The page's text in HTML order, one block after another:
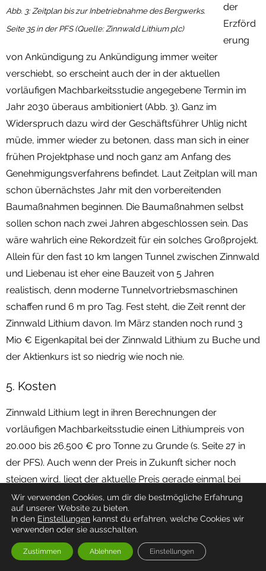
Abb. 3: Zeitplan bis zur Inbetriebnahme des Bergwerks.
Seite 35 in der PFS (Quelle: Zinnwald Lithium plc)
der
Erzförd
erung
von Ankündigung zu Ankündigung immer weiter
verschiebt, so erscheint auch der in der aktuellen
vorläufigen Machbarkeitsstudie angegebene Termin im
Jahr 2030 überaus ambitioniert (Abb. 3). Ganz im
Widerspruch dazu wird der Geschäftsführer Uhlig nicht
müde, immer wieder zu betonen, dass man sich in einer
frühen Projektphase und noch ganz am Anfang des
Genehmigungsverfahrens befindet. Laut Zeitplan will man
schon übernächstes Jahr mit den vorbereitenden
Baumaßnahmen beginnen. Die Baumaßnahmen selbst
sollen schon nach zwei Jahren abgeschlossen sein. Das
wäre wahrlich eine Rekordzeit für ein solches Großprojekt.
Allein für den fast 10 km langen Tunnel zwischen Zinnwald
und Liebenau ist eher eine Bauzeit von 5 Jahren
realistisch, denn moderne Tunnelvortriebsmaschinen
schaffen rund 6 m pro Tag. Fest steht, die Zeit rennt der
Zinnwald Lithium davon. Im März standen noch rund 3
Mio € Eigenkapital bei der Zinnwald Lithium zu Buche und
der Aktienkurs ist so niedrig wie noch nie.
5. Kosten
Zinnwald Lithium legt in ihren Berechnungen der
vorläufigen Machbarkeitsstudie einen Lithiumpreis von
20.000 bis 26.500 € pro Tonne zu Grunde (s. Seite 27 in
der PFS). Auch wenn der Preis in Zukunft sicher noch
steigen wird, liegt der aktuelle Preis gerade einmal bei
10.000 €/t. Von einer Preissteigerung über 150 % in 5
Jahren auszugehen, scheint zumindest sehr optimistisch.
Unter diesen Grundvoraussetzungen scheint auch die in
der vorläufigen Machbarkeitsstudie angegebene
Wir verwenden Cookies, um dir die bestmögliche Erfahrung
auf unserer Website zu bieten.
In den Einstellungen kannst du erfahren, welche Cookies wir
verwenden oder sie ausschalten.
Zustimmen Ablehnen Einstellungen